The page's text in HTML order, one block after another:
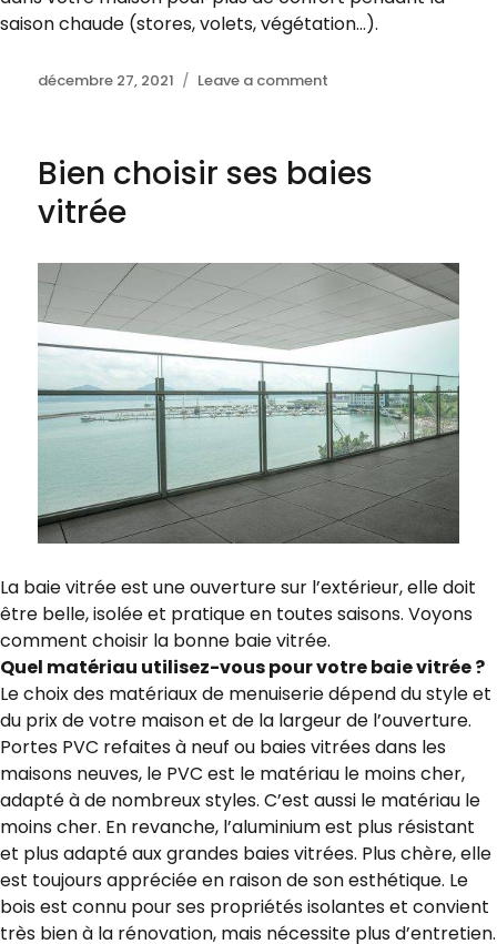
saison chaude (stores, volets, végétation…).
Posted
décembre 27, 2021 Leave a comment
la
Bien choisir ses baies
vitrée
La baie vitrée est une ouverture sur l’extérieur, elle doit
être belle, isolée et pratique en toutes saisons. Voyons
comment choisir la bonne baie vitrée.
Quel matériau utilisez-vous pour votre baie vitrée ?
Le choix des matériaux de menuiserie dépend du style et
du prix de votre maison et de la largeur de l’ouverture.
Portes PVC refaites à neuf ou baies vitrées dans les
maisons neuves, le PVC est le matériau le moins cher,
adapté à de nombreux styles. C’est aussi le matériau le
moins cher. En revanche, l’aluminium est plus résistant
et plus adapté aux grandes baies vitrées. Plus chère, elle
est toujours appréciée en raison de son esthétique. Le
bois est connu pour ses propriétés isolantes et convient
très bien à la rénovation, mais nécessite plus d’entretien.